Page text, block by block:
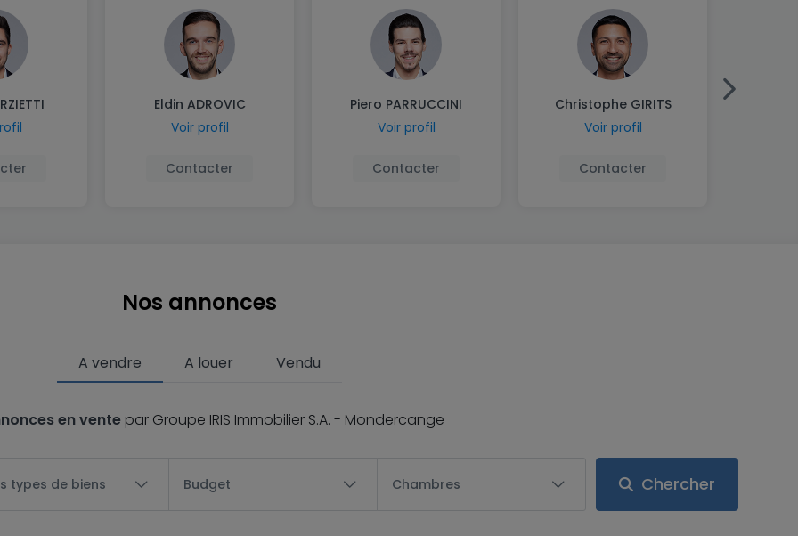
Eldin ADROVIC
Voir profil
Contacter
Piero PARRUCCINI
Voir profil
Contacter
Christophe GIRITS
Voir profil
Contacter
Nos annonces
A vendre A louer Vendu
en vente par Groupe IRIS Immobilier S.A. - Mondercange
types de biens Budget Chambres Chercher